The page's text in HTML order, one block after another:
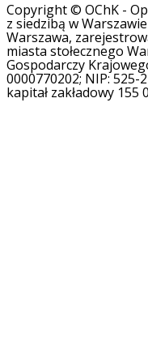
Copyright © OChK -
z siedzibą w
Warszawa,
miasta stołecznego
Gospodarczy
0000770202; NIP: 525-
kapitał zakładowy 155